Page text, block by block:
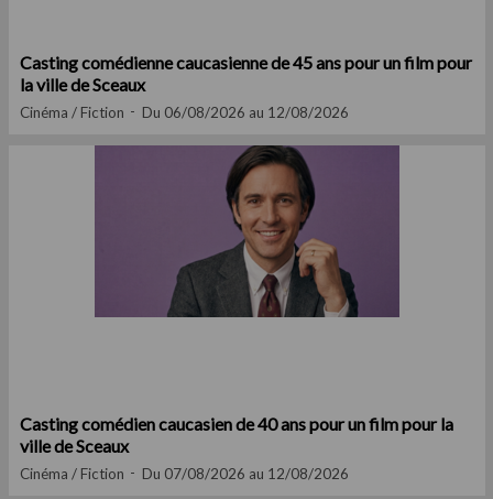
Casting comédienne caucasienne de 45 ans pour un film pour
la ville de Sceaux
Cinéma / Fiction Du 06/08/2026 au 12/08/2026
Casting comédien caucasien de 40 ans pour un film pour la
ville de Sceaux
Cinéma / Fiction Du 07/08/2026 au 12/08/2026